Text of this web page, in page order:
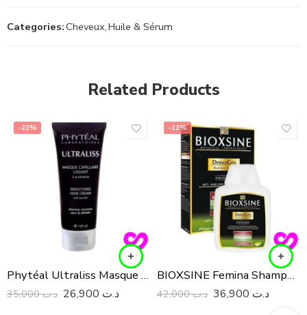
Categories:Cheveux,Huile & Sérum
Related Products
-23%
Phytéal Ultraliss Masque Lissant à La Kératine 100Ml
د.ت35,000 د.ت
-12%
BIOXSINE Femina Shampooing Anti-Chute Cheveux Secs/Normaux 300Ml
د.ت42,000 د.ت